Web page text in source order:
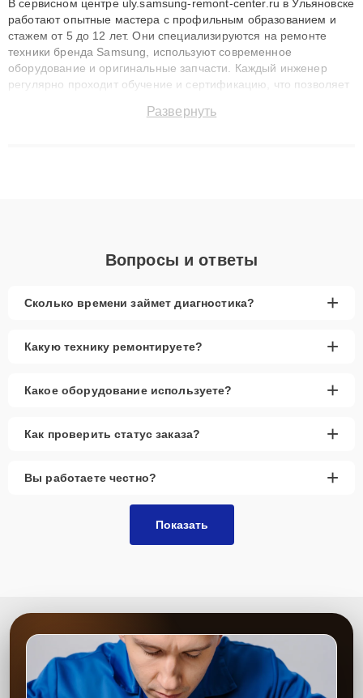
В сервисном центре uly.samsung-remont-center.ru в Ульяновске
работают опытные мастера с профильным образованием и
стажем от 5 до 12 лет. Они специализируются на ремонте
техники бренда Samsung, используют современное
оборудование и оригинальные запчасти. Каждый инженер
регулярно проходит обучение и сертификацию, что позволяет
технику с сохранением гарантии до 3 лет. Наши мастера
Развернуть
Вопросы и ответы
Сколько времени займет диагностика? +
Какую технику ремонтируете? +
Какое оборудование используете? +
Как проверить статус заказа? +
Вы работаете честно? +
Показать